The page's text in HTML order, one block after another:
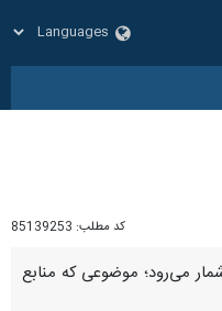
کد مطلب: 85139253